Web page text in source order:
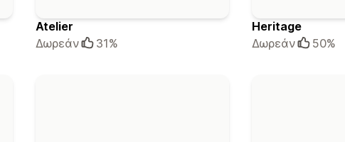
Atelier
Δωρεάν
31%
Heritage
Δωρεάν
50%